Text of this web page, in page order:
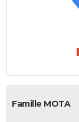
Famille MOTA